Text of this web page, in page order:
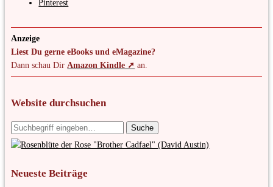
Anzeige
Liest Du gerne eBooks und eMagazine?
Dann schau Dir Amazon Kindle ➚ an.
Website durchsuchen
Neueste Beiträge